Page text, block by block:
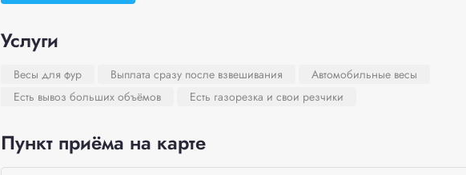
Услуги
Весы для фур Выплата сразу после взвешивания
Автомобильные весы
Есть вывоз больших объёмов
Есть газорезка и свои резчики
Пункт приёма на карте